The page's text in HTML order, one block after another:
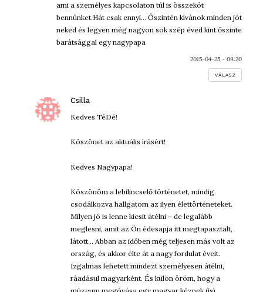
ami a személyes kapcsolaton túl is összeköt
bennünket.Hát csak ennyi… Őszintén kívánok minden jót
neked és legyen még nagyon sok szép éved kint őszinte
barátsággal egy nagypapa
2015-04-25 - 09:20
VÁLASZ
Csilla
Kedves TéDé!
Köszönet az aktuális írásért!
Kedves Nagypapa!
Köszönöm a lebilincselő történetet, mindig
csodálkozva hallgatom az ilyen élettörténeteket.
Milyen jó is lenne kicsit átélni – de legalább
meglesni, amit az Ön édesapja itt megtapasztalt,
látott… Abban az időben még teljesen más volt az
ország, és akkor élte át a nagy fordulat éveit.
Izgalmas lehetett mindezt személyesen átélni,
ráadásul magyarként. És külön öröm, hogy a